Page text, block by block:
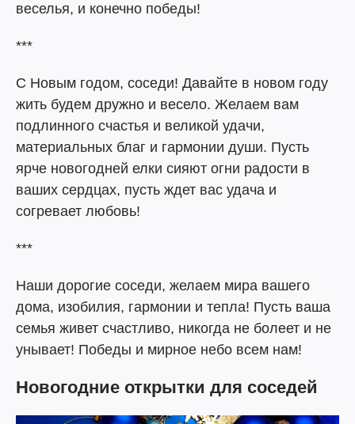
веселья, и конечно победы!
***
С Новым годом, соседи! Давайте в новом году
жить будем дружно и весело. Желаем вам
подлинного счастья и великой удачи,
материальных благ и гармонии души. Пусть
ярче новогодней елки сияют огни радости в
ваших сердцах, пусть ждет вас удача и
согревает любовь!
***
Наши дорогие соседи, желаем мира вашего
дома, изобилия, гармонии и тепла! Пусть ваша
семья живет счастливо, никогда не болеет и не
унывает! Победы и мирное небо всем нам!
Новогодние открытки для соседей